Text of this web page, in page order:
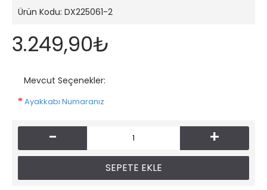
Ürün Kodu: DX225061-2
3.249,90₺
Mevcut Seçenekler:
Ayakkabı Numaranız
- +
SEPETE EKLE